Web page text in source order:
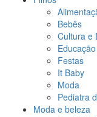
Bebês
Cultura e
Educação
Festas
It Baby
Moda
Pediatra
Moda e beleza